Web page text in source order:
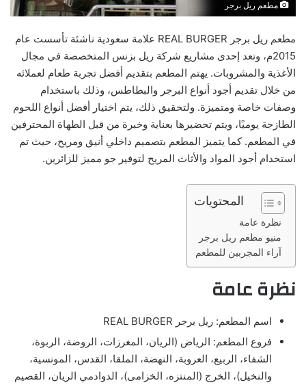
مطعم ريل برجر
مطعم ريل برجر REAL BURGER علامة سعودية ناشئة تأسست عام
2015م، وتعد إحدى مشاريع شركة ريل بزنس المتخصصة في مجال
الأغذية والمشروبات. يهتم المطعم بتقديم أفضل تجربة طعام لعملائه
من خلال تقديم أجود أنواع البرجر والبطاطس، وذلك باستخدام
وصفات خاصة ومتميزة. ولتحقيق ذلك، يتم اختيار أفضل أنواع اللحوم
الطازجة يوميًا، ويتم تحضيرها بعناية وخبرة من قبل الطهاة المحترفين
في المطعم. كما يتميز المطعم بتصميم داخلي أنيق ومريح، حيث تم
استخدام أجود المواد والأثاث المريح لتوفير جو مميز للزائرين.
المحتويات
نظرة عامة
منيو مطعم ريل برجر
آراء المجربين للمطعم
نظرة عامة
اسم المطعم: ريل برجر REAL BURGER
فروع المطعم: الرياض (الريان، المغرزات، الروضة، الربوة،
الشفاء، الربيع، العروبة، النهضة، الملقا، القدس، المونسية،
والنخيل)، الخرج (المنتزه، الخزامى)، الدوادمي الريان، القصيم